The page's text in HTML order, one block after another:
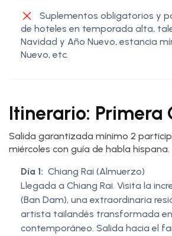
Suplementos obligatorios y
de hoteles en temporada alta,
Navidad y Año Nuevo, estancia
Nuevo, etc.
Itinerario: Primera
Salida garantizada mínimo 2
miércoles con guía de habla hispana.
Día 1: Chiang Rai (Almuerzo)
Llegada a Chiang Rai. Visita la
(Ban Dam), una extraordinaria
artista tailandés transformada
contemporáneo. Salida hacia el